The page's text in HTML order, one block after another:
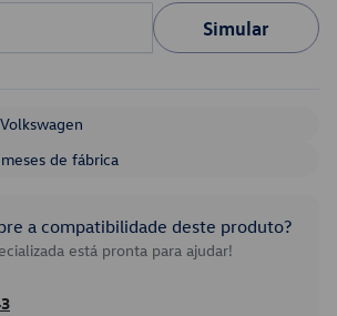
Simular
de fábrica
a compatibilidade deste produto?
está pronta para ajudar!